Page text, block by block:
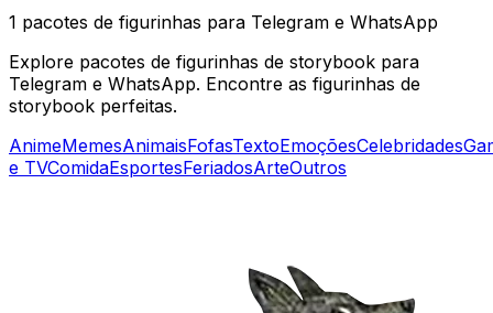
1 pacotes de figurinhas para Telegram e WhatsApp
Explore pacotes de figurinhas de storybook para
Telegram e WhatsApp. Encontre as figurinhas de
storybook perfeitas.
AnimeMemesAnimaisFofasTextoEmoçõesCelebridades
e TVComidaEsportesFeriadosArteOutros